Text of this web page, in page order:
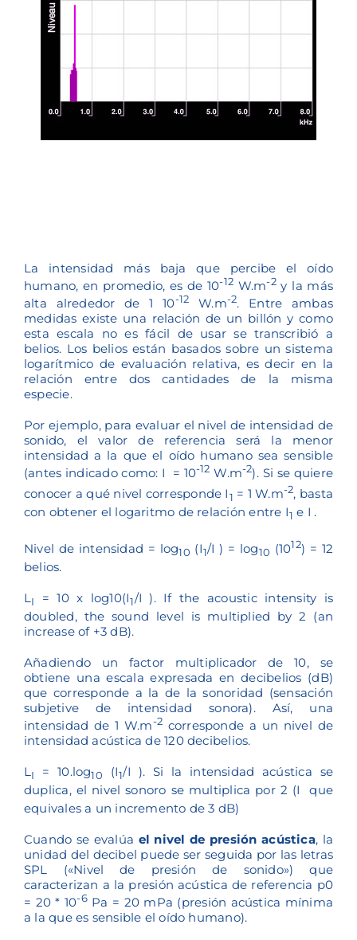
La intensidad más baja que percibe el oído
humano, en promedio, es de 10-12 W.m-2y la más
alta alrededor de 1 10-12 W.m-2. Entre ambas
medidas existe una relación de un billón y como
esta escala no es fácil de usar se transcribió a
belios. Los belios están basados sobre un sistema
logarítmico de evaluación relativa, es decir en la
relación entre dos cantidades de la misma
especie.
Por ejemplo, para evaluar el nivel de intensidad de
sonido, el valor de referencia será la menor
intensidad a la que el oído humano sea sensible
(antes indicado como: I
= 10-12 W.m-2). Si se quiere
conocer a qué nivel corresponde I 1 = 1 W.m-2, basta
con obtener el logaritmo de relación entre I1 e I .
Nivel de intensidad = log10 (I1/I ) = log10 (1012) = 12
belios.
LI = 10 x log10(I1/I ). If the acoustic intensity is
doubled, the sound level is multiplied by 2 (an
increase of +3 dB).
Añadiendo un factor multiplicador de 10, se
obtiene una escala expresada en decibelios (dB)
que corresponde a la de la sonoridad (sensación
subjetive de intensidad sonora). Así, una
intensidad de 1 W.m-2 corresponde a un nivel de
intensidad acústica de 120 decibelios.
LI = 10.log10 (I1/I ). Si la intensidad acústica se
duplica, el nivel sonoro se multiplica por 2 (I
que
equivales a un incremento de 3 dB)
Cuando se evalúa el nivel de presión acústica, la
unidad del decibel puede ser seguida por las letras
SPL («Nivel de presión de sonido») que
caracterizan a la presión acústica de referencia p0
= 20 * 10-6Pa = 20 mPa (presión acústica mínima
a la que es sensible el oído humano).